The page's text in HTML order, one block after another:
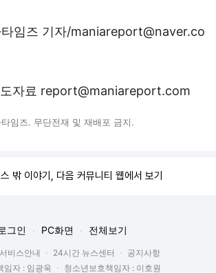
임즈 기자/maniareport@naver.co
자료 report@maniareport.com
임즈. 무단전재 및 재배포 금지.
밖 이야기, 다음 커뮤니티 웹에서 보기
그인 PC화면 전체보기
비스안내 24시간 뉴스센터
공지사항
임자 : 임광욱
청소년보호책임자 : 이호원